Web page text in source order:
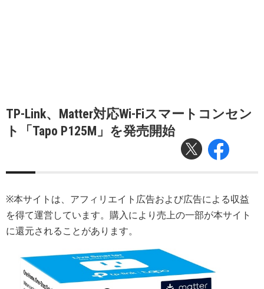
TP-Link、Matter対応Wi-Fiスマートコンセン
ト「Tapo P125M」を発売開始
※本サイトは、アフィリエイト広告および広告による収益
を得て運営しています。購入により売上の一部が本サイト
に還元されることがあります。